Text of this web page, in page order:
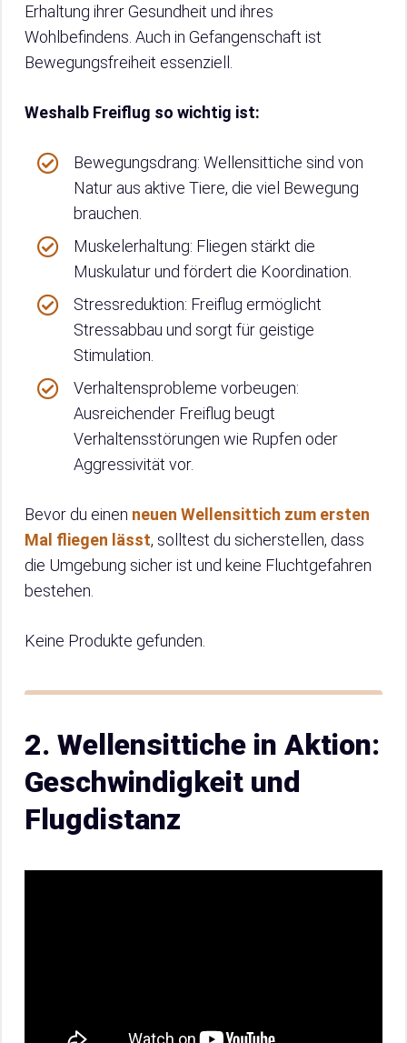
Erhaltung ihrer Gesundheit und ihres
Wohlbefindens. Auch in Gefangenschaft ist
Bewegungsfreiheit essenziell.
Weshalb Freiflug so wichtig ist:
Bewegungsdrang: Wellensittiche sind von
Natur aus aktive Tiere, die viel Bewegung
brauchen.
Muskelerhaltung: Fliegen stärkt die
Muskulatur und fördert die Koordination.
Stressreduktion: Freiflug ermöglicht
Stressabbau und sorgt für geistige
Stimulation.
Verhaltensprobleme vorbeugen:
Ausreichender Freiflug beugt
Verhaltensstörungen wie Rupfen oder
Aggressivität vor.
Bevor du einen neuen Wellensittich zum ersten
Mal fliegen lässt, solltest du sicherstellen, dass
die Umgebung sicher ist und keine Fluchtgefahren
bestehen.
Keine Produkte gefunden.
2. Wellensittiche in Aktion:
Geschwindigkeit und
Flugdistanz